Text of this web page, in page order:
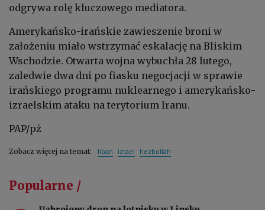
odgrywa rolę kluczowego mediatora.
Amerykańsko-irańskie zawieszenie broni w
założeniu miało wstrzymać eskalację na Bliskim
Wschodzie. Otwarta wojna wybuchła 28 lutego,
zaledwie dwa dni po fiasku negocjacji w sprawie
irańskiego programu nuklearnego i amerykańsko-
izraelskim ataku na terytorium Iranu.
PAP/pż
Zobacz więcej na temat: liban izrael hezbollah
Popularne /